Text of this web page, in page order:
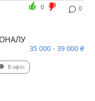
0
0
35 000 - 39 000 ₴
В офісі